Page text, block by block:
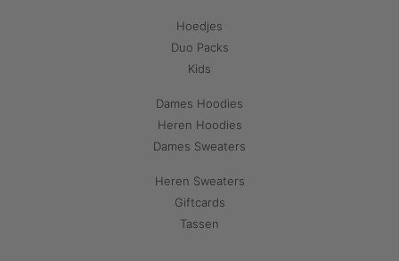
Hoedjes
Duo Packs
Kids
Dames Hoodies
Heren Hoodies
Dames Sweaters
Heren Sweaters
Giftcards
Tassen